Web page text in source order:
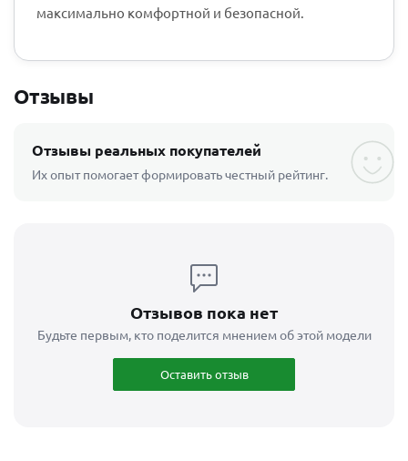
максимально комфортной и безопасной.
Отзывы
Отзывы реальных покупателей
Их опыт помогает формировать честный рейтинг.
Отзывов пока нет
Будьте первым, кто поделится мнением об этой модели
Оставить отзыв